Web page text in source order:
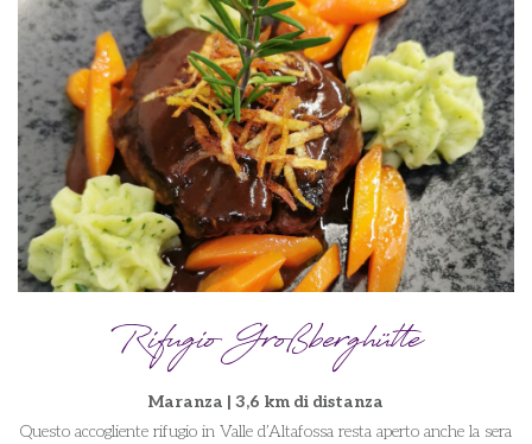
Rifugio Großberghütte
Maranza | 3,6 km di distanza
Questo accogliente rifugio in Valle d’Altafossa resta aperto anche la sera